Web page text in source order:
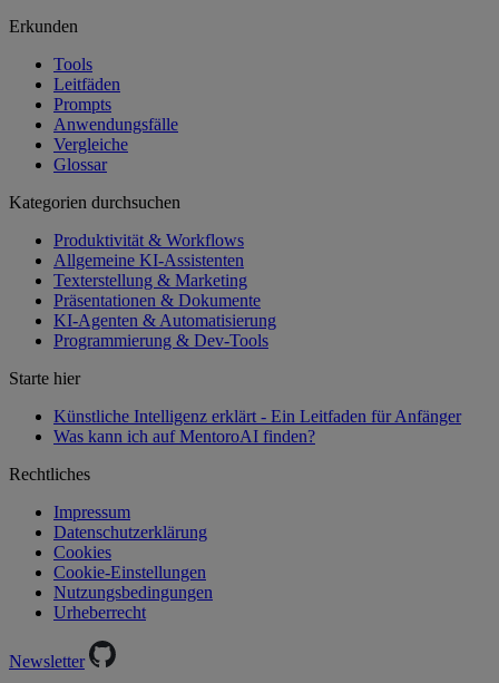
Erkunden
Tools
Leitfäden
Prompts
Anwendungsfälle
Vergleiche
Glossar
Kategorien durchsuchen
Produktivität & Workflows
Allgemeine KI-Assistenten
Texterstellung & Marketing
Präsentationen & Dokumente
KI-Agenten & Automatisierung
Programmierung & Dev-Tools
Starte hier
Künstliche Intelligenz erklärt - Ein Leitfaden für Anfänger
Was kann ich auf MentoroAI finden?
Rechtliches
Impressum
Datenschutzerklärung
Cookies
Cookie-Einstellungen
Nutzungsbedingungen
Urheberrecht
Newsletter